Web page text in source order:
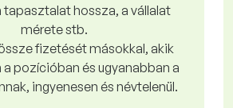
tapasztalat hossza, a vállalat
mérete stb.
fizetését másokkal, akik
pozícióban és ugyanabban a
ingyenesen és névtelenül.